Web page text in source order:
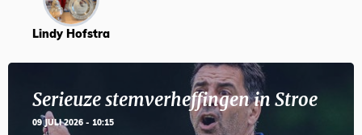
Lindy Hofstra
Serieuze stemverheffingen in Stroe
09 JULI 2026 - 10:15